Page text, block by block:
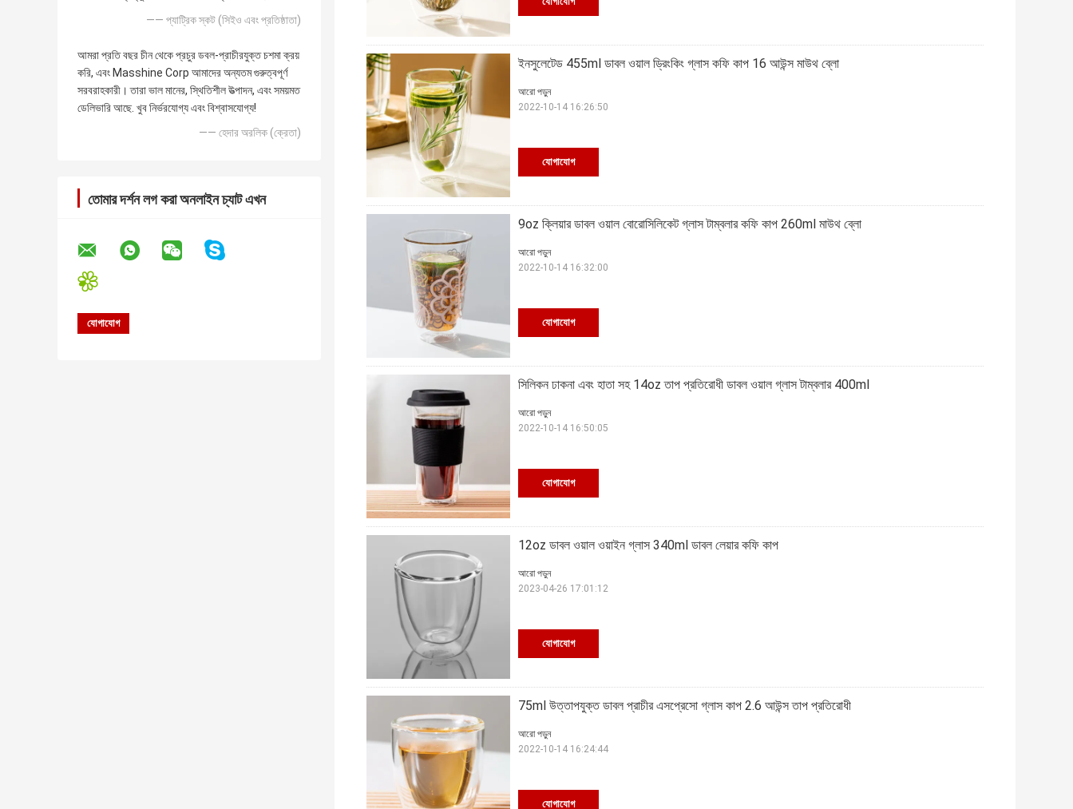
—— প্যাট্রিক স্কট (সিইও এবং প্রতিষ্ঠাতা)
আমরা প্রতি বছর চীন থেকে প্রচুর ডবল-প্রাচীরযুক্ত চশমা ক্রয়
করি, এবং Masshine Corp আমাদের অন্যতম গুরুত্বপূর্ণ
সরবরাহকারী। তারা ভাল মানের, স্থিতিশীল উত্পাদন, এবং সময়মত
ডেলিভারি আছে. খুব নির্ভরযোগ্য এবং বিশ্বাসযোগ্য!
—— হেদার অরলিক (ক্রেতা)
তোমার দর্শন লগ করা অনলাইন চ্যাট এখন
ইনসুলেটেড 455ml ডাবল ওয়াল ড্রিংকিং গ্লাস কফি কাপ 16 আউন্স মাউথ ব্লো
যোগাযোগ
আরো পড়ুন
2022-10-14 16:26:50
9oz ক্লিয়ার ডাবল ওয়াল বোরোসিলিকেট গ্লাস টাম্বলার কফি কাপ 260ml মাউথ ব্লো
যোগাযোগ
আরো পড়ুন
2022-10-14 16:32:00
সিলিকন ঢাকনা এবং হাতা সহ 14oz তাপ প্রতিরোধী ডাবল ওয়াল গ্লাস টাম্বলার 400ml
যোগাযোগ
আরো পড়ুন
2022-10-14 16:50:05
12oz ডাবল ওয়াল ওয়াইন গ্লাস 340ml ডাবল লেয়ার কফি কাপ
যোগাযোগ
আরো পড়ুন
2023-04-26 17:01:12
75ml উত্তাপযুক্ত ডাবল প্রাচীর এসপ্রেসো গ্লাস কাপ 2.6 আউন্স তাপ প্রতিরোধী
যোগাযোগ
আরো পড়ুন
2022-10-14 16:24:44